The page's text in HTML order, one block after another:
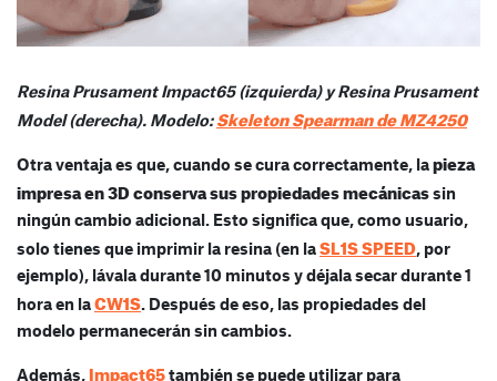
Resina Prusament Impact65 (izquierda) y Resina Prusament
Model (derecha). Modelo:Skeleton Spearman de MZ4250
Otra ventaja es que, cuando se cura correctamente, lapieza
impresa en 3D conserva sus propiedades mecánicassin
ningún cambio adicional. Esto significa que, como usuario,
solo tienes que imprimir la resina (en laSL1S SPEED, por
ejemplo), lávala durante 10 minutos y déjala secar durante 1
hora en laCW1S. Después de eso, las propiedades del
modelo permanecerán sin cambios.
Además,Impact65también se puede utilizar para